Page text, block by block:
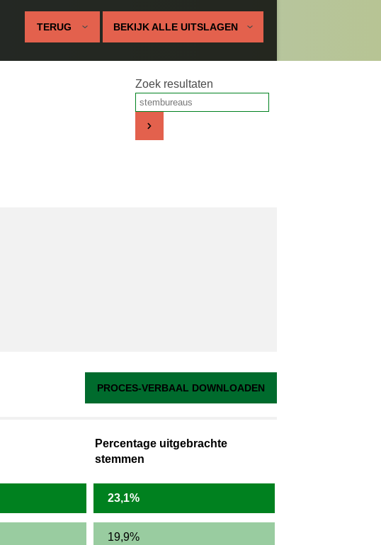
TERUG BEKIJK ALLE UITSLAGEN
Zoek resultaten
PROCES-VERBAAL DOWNLOADEN
Percentage uitgebrachte
stemmen
23,1%
19,9%